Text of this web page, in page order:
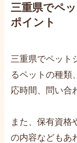
三重県でペ
ポイント
三重県でペット
るペットの種類
応時間、問い合
また、保有資格
の内容などもあ